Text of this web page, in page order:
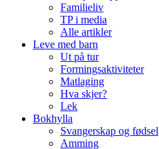
Familieliv
TP i media
Alle artikler
Leve med barn
Ut på tur
Formingsaktiviteter
Matlaging
Hva skjer?
Lek
Bokhylla
Svangerskap og fødsel
Amming